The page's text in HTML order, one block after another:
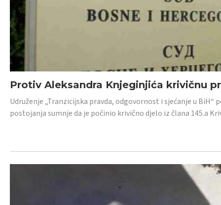
Protiv Aleksandra Knjeginjića krivičnu
Udruženje „Tranzicijska pravda, odgovornost i sjećanje u
postojanja sumnje da je počinio krivično djelo iz člana 145.a